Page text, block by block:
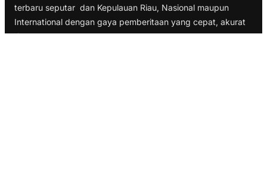
terbaru seputar dan Kepulauan Riau, Nasional maupun
International dengan gaya pemberitaan yang cepat, akurat
dan terpercaya